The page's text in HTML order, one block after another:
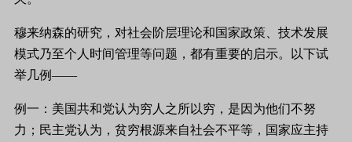
穆来纳森的研究，对社会阶层理论和国家政策、技术发展
模式乃至个人时间管理等问题，都有重要的启示。以下试
举几例——
例一：美国共和党认为穷人之所以穷，是因为他们不努
力；民主党认为，贫穷根源来自社会不平等，国家应主持